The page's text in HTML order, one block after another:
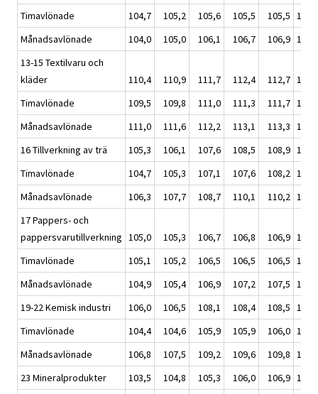
Timavlönade
104,7 105,2 105,6 105,5 105,5
Månadsavlönade
104,0 105,0 106,1 106,7 106,9
13-15 Textilvaru och
kläder
110,4 110,9 111,7 112,4 112,7
Timavlönade
109,5 109,8 111,0 111,3 111,7
Månadsavlönade
111,0 111,6 112,2 113,1 113,3
16 Tillverkning av trä
105,3 106,1 107,6 108,5 108,9
Timavlönade
104,7 105,3 107,1 107,6 108,2
Månadsavlönade
106,3 107,7 108,7 110,1 110,2
17 Pappers- och
pappersvarutillverkning 105,0 105,3 106,7 106,8 106,9
Timavlönade
105,1 105,2 106,5 106,5 106,5
Månadsavlönade
104,9 105,4 106,9 107,2 107,5
19-22 Kemisk industri
106,0 106,5 108,1 108,4 108,5
Timavlönade
104,4 104,6 105,9 105,9 106,0
Månadsavlönade
106,8 107,5 109,2 109,6 109,8
23 Mineralprodukter
103,5 104,8 105,3 106,0 106,9